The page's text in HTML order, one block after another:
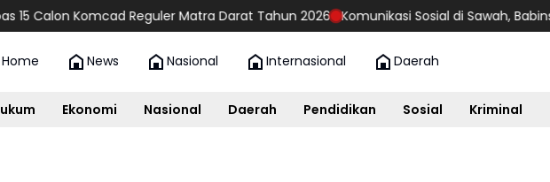
Reguler Matra Darat Tahun 2026 Komunikasi Sosial di Sawah, Babinsa Rangkileh
Home News Nasional Internasional Daerah
Ekonomi Nasional Daerah Pendidikan Sosial Kriminal